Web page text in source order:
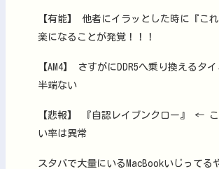
【有能】 他者にイラッとした時に『こ
楽になることが発覚！！！
【AM4】 さすがにDDR5へ乗り換えるタ
半端ない
【悲報】 『自認レイブンクロー』 ←
い率は異常
スタバで大量にいるMacBookいじってる